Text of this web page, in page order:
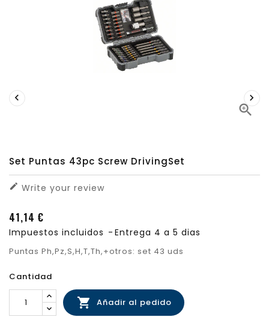

 
Set Puntas 43pc Screw DrivingSet
 Write your review
41,14 €
Impuestos incluidos Entrega 4 a 5 dias
Puntas Ph,Pz,S,H,T,Th,+otros: set 43 uds
Cantidad
 Añadir al pedido